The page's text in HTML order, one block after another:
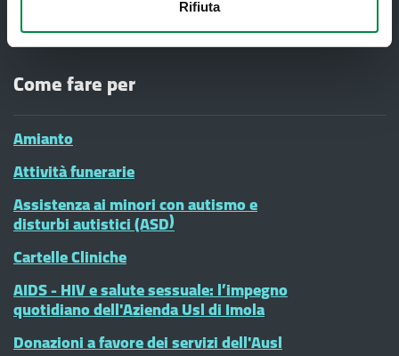
Rifiuta
donne - CENTRI ANTIVIOLENZA
Come fare per
Amianto
Attività funerarie
Assistenza ai minori con autismo e
disturbi autistici (ASD)
Cartelle Cliniche
AIDS - HIV e salute sessuale: l’impegno
quotidiano dell'Azienda Usl di Imola
Donazioni a favore dei servizi dell'Ausl